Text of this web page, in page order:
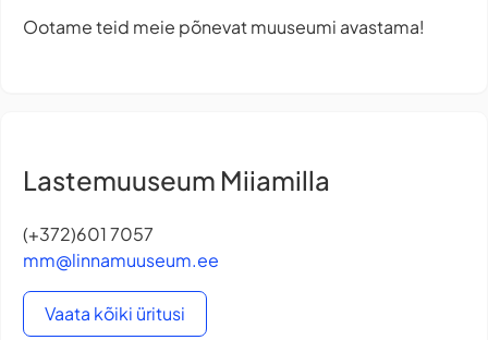
Ootame teid meie põnevat muuseumi avastama!
Lastemuuseum Miiamilla
(+372)601 7057
mm@linnamuuseum.ee
Vaata kõiki üritusi